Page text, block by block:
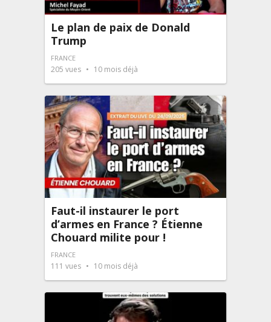
Le plan de paix de Donald
Trump
FRANCE
205 vues 10 mois déjà
Faut-il instaurer le port
d’armes en France ? Étienne
Chouard milite pour !
FRANCE
111 vues 10 mois déjà